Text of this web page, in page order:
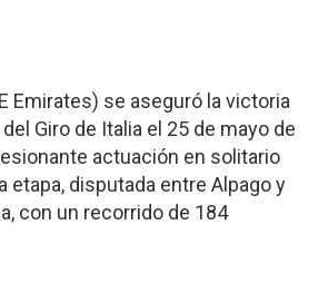
Emirates) se aseguró la victoria
Giro de Italia el 25 de mayo de
actuación en solitario
etapa, disputada entre Alpago y
con un recorrido de 184